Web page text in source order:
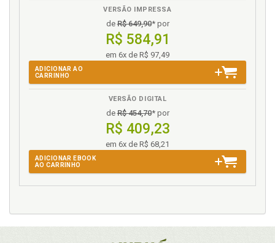
VERSÃO IMPRESSA
deR$ 649,90* por
R$ 584,91
em 6x de R$ 97,49
ADICIONAR AO
CARRINHO
VERSÃO DIGITAL
deR$ 454,70* por
R$ 409,23
em 6x de R$ 68,21
ADICIONAR EBOOK
AO CARRINHO